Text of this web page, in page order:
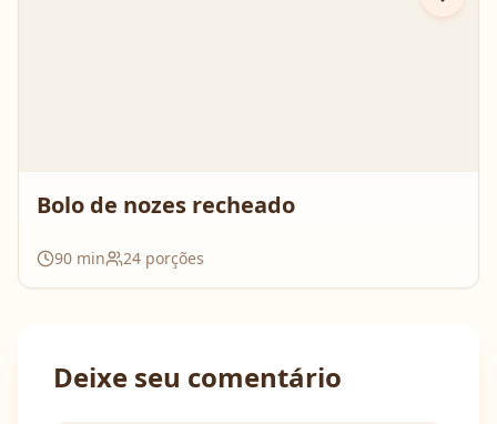
Bolo de nozes recheado
90 min 24 porções
Deixe seu comentário